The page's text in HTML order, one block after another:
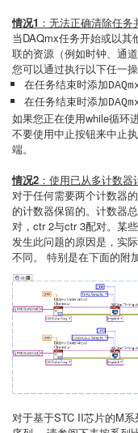
情况1 ：无法正确清除任务
当DAQmx任务开始或以
联的资源（例如时钟、通
您可以通过执行以下任一
在任务结束时添加
在任务结束时添加
如果您正在使用while循环
不要使用中止按钮来中止
端。
情况2 ：使用已从多计数器
对于任何需要两个计数器
的计数器保留的。计数器
对，ctr 2与ctr 3配对。某
发生此问题的原因是，实
不同。 特别是在下面的附
对于基于STC II芯片的M